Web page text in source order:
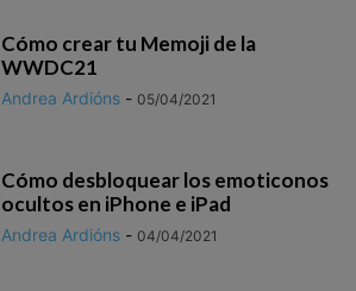
Cómo crear tu Memoji de la
WWDC21
Andrea Ardións - 05/04/2021
Cómo desbloquear los emoticonos
ocultos en iPhone e iPad
Andrea Ardións - 04/04/2021